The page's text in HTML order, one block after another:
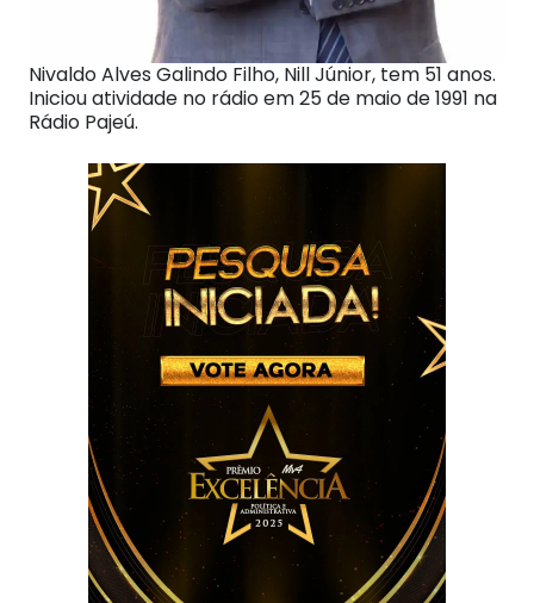
Nivaldo Alves Galindo Filho, Nill Júnior, tem 51 anos.
Iniciou atividade no rádio em 25 de maio de 1991 na
Rádio Pajeú.